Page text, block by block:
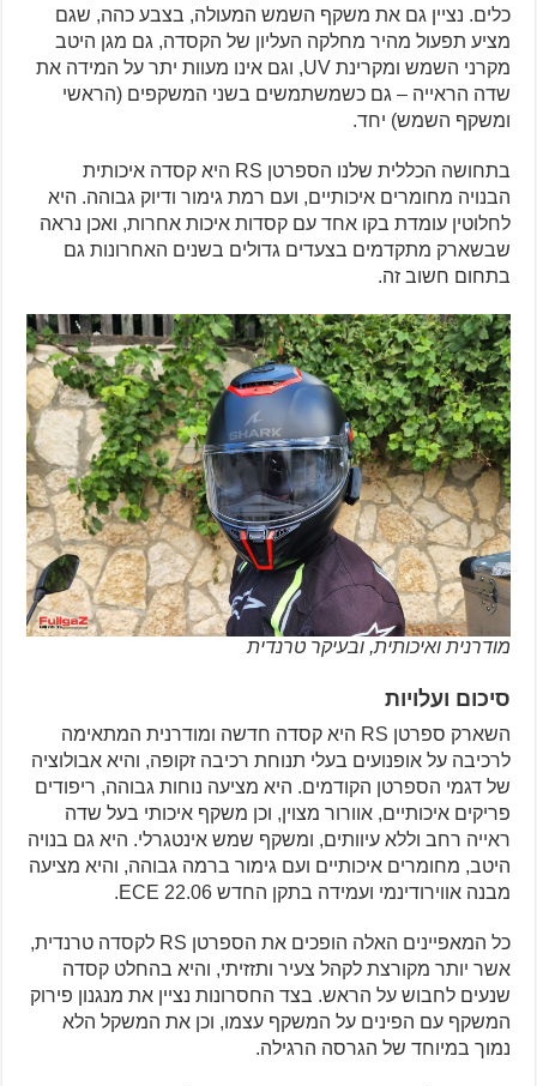
כלים. נציין גם את משקף השמש המעולה, בצבע כהה, שגם
מציע תפעול מהיר מחלקה העליון של הקסדה, גם מגן היטב
מקרני השמש ומקרינת UV, וגם אינו מעוות יתר על המידה את
שדה הראייה – גם כשמשתמשים בשני המשקפים (הראשי
ומשקף השמש) יחד.
בתחושה הכללית שלנו הספרטן RS היא קסדה איכותית
הבנויה מחומרים איכותיים, ועם רמת גימור ודיוק גבוהה. היא
לחלוטין עומדת בקו אחד עם קסדות איכות אחרות, ואכן נראה
שבשארק מתקדמים בצעדים גדולים בשנים האחרונות גם
בתחום חשוב זה.
מודרנית ואיכותית, ובעיקר טרנדית
סיכום ועלויות
השארק ספרטן RS היא קסדה חדשה ומודרנית המתאימה
לרכיבה על אופנועים בעלי תנוחת רכיבה זקופה, והיא אבולוציה
של דגמי הספרטן הקודמים. היא מציעה נוחות גבוהה, ריפודים
פריקים איכותיים, אוורור מצוין, וכן משקף איכותי בעל שדה
ראייה רחב וללא עיוותים, ומשקף שמש אינטגרלי. היא גם בנויה
היטב, מחומרים איכותיים ועם גימור ברמה גבוהה, והיא מציעה
מבנה אווירודינמי ועמידה בתקן החדש ECE 22.06.
כל המאפיינים האלה הופכים את הספרטן RS לקסדה טרנדית,
אשר יותר מקורצת לקהל צעיר ותזזיתי, והיא בהחלט קסדה
שנעים לחבוש על הראש. בצד החסרונות נציין את מנגנון פירוק
המשקף עם הפינים על המשקף עצמו, וכן את המשקל הלא
נמוך במיוחד של הגרסה הרגילה.